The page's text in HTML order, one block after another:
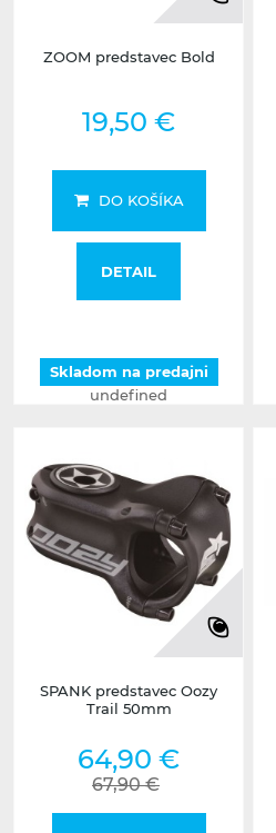
ZOOM predstavec Bold
19,50 €
DO KOŠÍKA
DETAIL
Skladom na predajni
undefined
SPANK predstavec Oozy
Trail 50mm
64,90 €
67,90 €